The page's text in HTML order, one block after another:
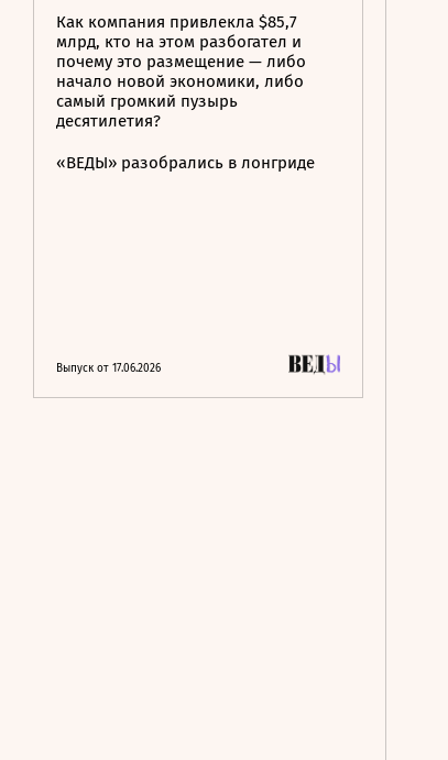
Как компания привлекла $85,7
млрд, кто на этом разбогател и
почему это размещение — либо
начало новой экономики, либо
самый громкий пузырь
десятилетия?
«ВЕДЫ» разобрались в лонгриде
Выпуск от 17.06.2026